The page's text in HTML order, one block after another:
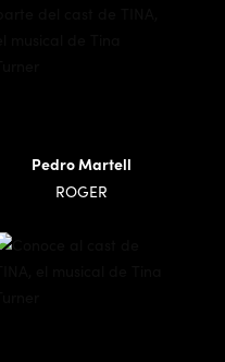
Pedro Martell
ROGER